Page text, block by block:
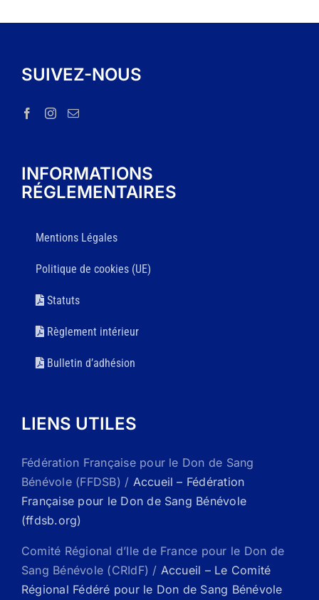
SUIVEZ-NOUS
INFORMATIONS
RÉGLEMENTAIRES
Mentions Légales
Politique de cookies (UE)
Statuts
Règlement intérieur
Bulletin d’adhésion
LIENS UTILES
Fédération Française pour le Don de Sang
Bénévole (FFDSB) / Accueil – Fédération
Française pour le Don de Sang Bénévole
(ffdsb.org)
Comité Régional d’Ile de France pour le Don de
Sang Bénévole (CRIdF) / Accueil – Le Comité
Régional Fédéré pour le Don de Sang Bénévole